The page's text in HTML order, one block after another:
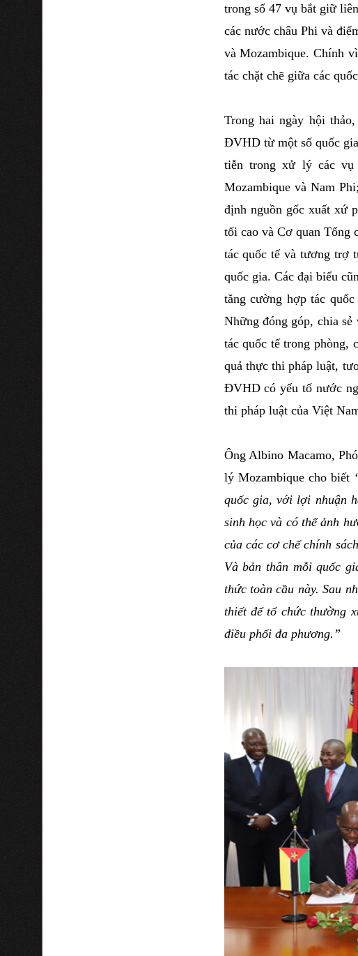
trong số 47 vụ bắt giữ
các nước châu Phi và
và Mozambique. Chính
tác chặt chẽ giữa các
Trong hai ngày hội
ĐVHD từ một số quốc
tiễn trong xử lý các vụ
Mozambique và Nam
định nguồn gốc xuất xứ
tối cao và Cơ quan Tổng
tác quốc tế và tương trợ
quốc gia. Các đại biểu
tăng cường hợp tác
Những đóng góp, chia
tác quốc tế trong phòng,
quả thực thi pháp luật,
ĐVHD có yếu tố nước
thi pháp luật của Việt
Ông Albino Macamo,
lý Mozambique cho biết
quốc gia, với lợi nhuận
sinh học và có thể ảnh
của các cơ chế chính
Và bản thân mỗi quốc
thức toàn cầu này. Sau
thiết để tổ chức thường
điều phối đa phương.”